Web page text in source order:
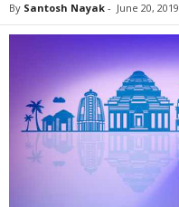
By Santosh Nayak - June 20, 2019